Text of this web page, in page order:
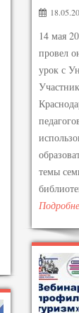
14 мая
провел
урок с
темы